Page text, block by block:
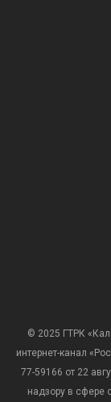
© 2025 ГТРК
интернет-канал
77-59166 от 22
надзору в сфере